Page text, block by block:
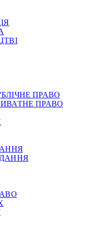
ПРАВО
ПРАВО